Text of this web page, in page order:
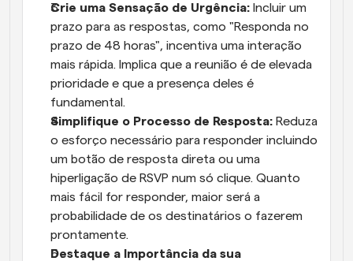
Crie uma Sensação de Urgência: Incluir um
prazo para as respostas, como "Responda no
prazo de 48 horas", incentiva uma interação
mais rápida. Implica que a reunião é de elevada
prioridade e que a presença deles é
fundamental.
Simplifique o Processo de Resposta: Reduza
o esforço necessário para responder incluindo
um botão de resposta direta ou uma
hiperligação de RSVP num só clique. Quanto
mais fácil for responder, maior será a
probabilidade de os destinatários o fazerem
prontamente.
Destaque a Importância da sua